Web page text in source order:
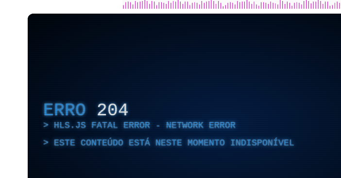
ERRO 204
HLS.JS FATAL ERROR - NETWORK ERROR
ESTE CONTEÚDO ESTÁ NESTE MOMENTO INDISPONÍVEL